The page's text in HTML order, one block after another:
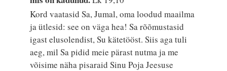
Kord vaatasid Sa, Jumal, oma loodud maailma
ja ütlesid: see on väga hea! Sa rõõmustasid
igast elusolendist, Su kätetööst. Siis aga tuli
aeg, mil Sa pidid meie pärast nutma ja me
võisime näha pisaraid Sinu Poja Jeesuse